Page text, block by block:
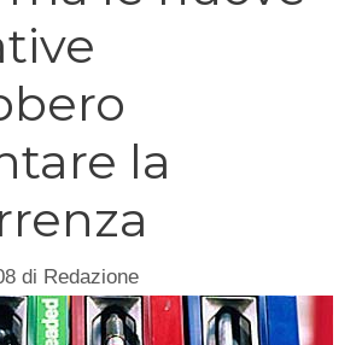
la
di Redazione